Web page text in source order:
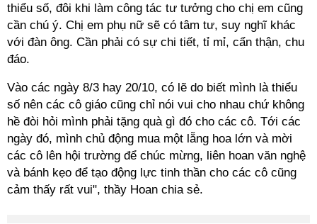
thiểu số, đôi khi làm công tác tư tưởng cho chị em cũng
cần chú ý. Chị em phụ nữ sẽ có tâm tư, suy nghĩ khác
với đàn ông. Cần phải có sự chi tiết, tỉ mỉ, cẩn thận, chu
đáo.
Vào các ngày 8/3 hay 20/10, có lẽ do biết mình là thiểu
số nên các cô giáo cũng chỉ nói vui cho nhau chứ không
hề đòi hỏi mình phải tặng quà gì đó cho các cô. Tới các
ngày đó, mình chủ động mua một lẵng hoa lớn và mời
các cô lên hội trường để chúc mừng, liên hoan văn nghệ
và bánh kẹo để tạo động lực tinh thần cho các cô cũng
cảm thấy rất vui", thầy Hoan chia sẻ.